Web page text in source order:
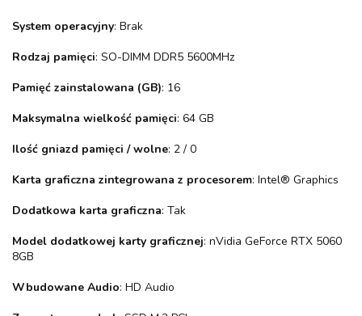
System operacyjny: Brak
Rodzaj pamięci: SO-DIMM DDR5 5600MHz
Pamięć zainstalowana (GB): 16
Maksymalna wielkość pamięci: 64 GB
Ilość gniazd pamięci / wolne: 2 / 0
Karta graficzna zintegrowana z procesorem: Intel® Graphics
Dodatkowa karta graficzna: Tak
Model dodatkowej karty graficznej: nVidia GeForce RTX 5060
8GB
Wbudowane Audio: HD Audio